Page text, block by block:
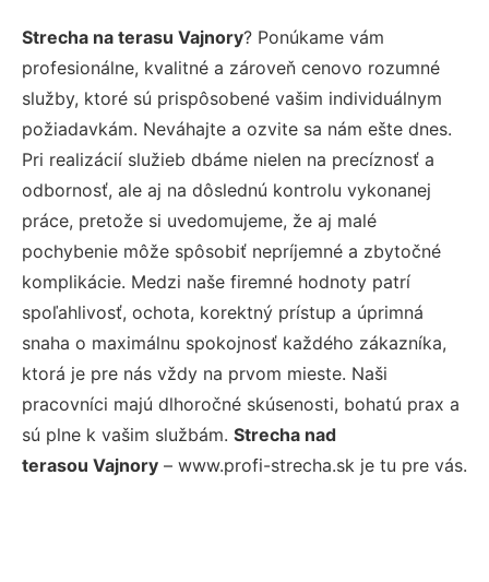
Strecha na terasu Vajnory? Ponúkame vám
profesionálne, kvalitné a zároveň cenovo rozumné
služby, ktoré sú prispôsobené vašim individuálnym
požiadavkám. Neváhajte a ozvite sa nám ešte dnes.
Pri realizácií služieb dbáme nielen na precíznosť a
odbornosť, ale aj na dôslednú kontrolu vykonanej
práce, pretože si uvedomujeme, že aj malé
pochybenie môže spôsobiť nepríjemné a zbytočné
komplikácie. Medzi naše firemné hodnoty patrí
spoľahlivosť, ochota, korektný prístup a úprimná
snaha o maximálnu spokojnosť každého zákazníka,
ktorá je pre nás vždy na prvom mieste. Naši
pracovníci majú dlhoročné skúsenosti, bohatú prax a
sú plne k vašim službám. Strecha nad
terasou Vajnory – www.profi-strecha.sk je tu pre vás.